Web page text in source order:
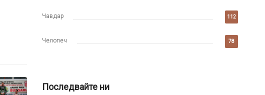
Чавдар 112
Челопеч 78
Последвайте ни